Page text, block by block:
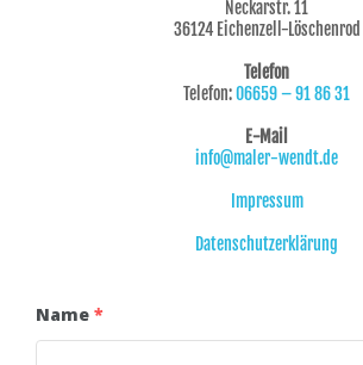
Neckarstr. 11
36124 Eichenzell-Löschenrod
Telefon
Telefon:06659 – 91 86 31
E-Mail
info@maler-wendt.de
Impressum
Datenschutzerklärung
Name *